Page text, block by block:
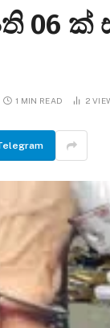
06
1 MIN READ 2